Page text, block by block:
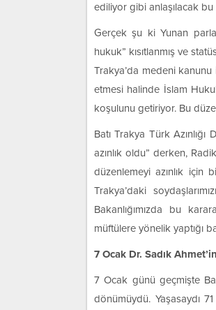
ediliyor gibi anlaşılacak
Gerçek şu ki Yunan
hukuk” kısıtlanmış ve
Trakya’da medeni
etmesi halinde İslam
koşulunu getiriyor. Bu
Batı Trakya Türk
azınlık oldu” derken,
düzenlemeyi azınlık için
Trakya’daki
Bakanlığımızda bu
müftülere yönelik yaptığı
7 Ocak Dr. Sadık
7 Ocak günü geçmişte
dönümüydü. Yaşasaydı